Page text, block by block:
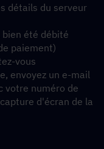
détails du serveur
été débité
paiement)
vous
envoyez un e-mail
votre numéro de
d'écran de la